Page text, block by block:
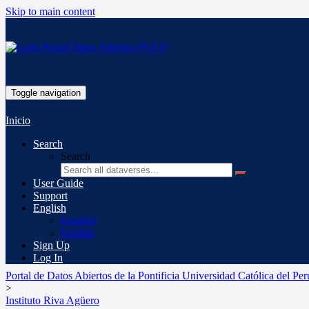
Skip to main content
Toggle navigation
Inicio
Search
Search
User Guide
Support
English
Español
English
Sign Up
Log In
Portal de Datos Abiertos de la Pontificia Universidad Católica del
>
Instituto Riva Agüero